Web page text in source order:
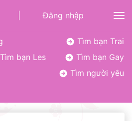
Đăng nhập
Tìm bạn Trai
Tìm bạn Les
Tìm bạn Gay
Tìm người yêu